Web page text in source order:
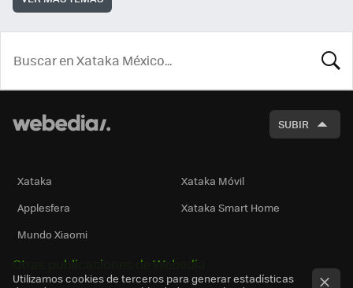
SUBIR
Xataka
Xataka Móvil
Applesfera
Xataka Smart Home
Mundo Xiaomi
Otras publicaciones de Webedia
Utilizamos cookies de terceros para generar estadísticas